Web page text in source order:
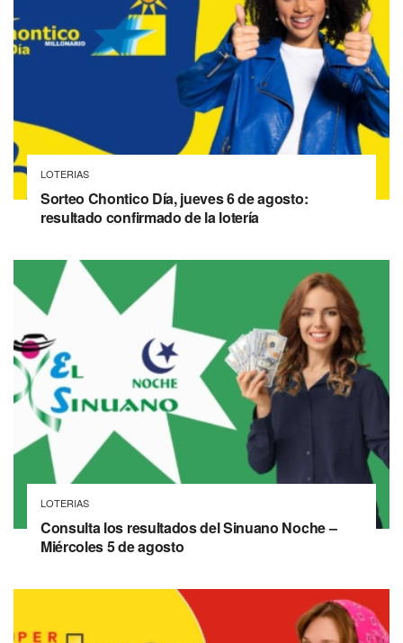
LOTERIAS
Sorteo Chontico Día, jueves 6 de agosto:
resultado confirmado de la lotería
LOTERIAS
Consulta los resultados del Sinuano Noche –
Miércoles 5 de agosto